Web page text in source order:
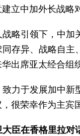
立中加外长战
略引领下，中
存异、战略自
出席亚太经合
力于发展加中
很荣幸作为主
臣在香格里拉